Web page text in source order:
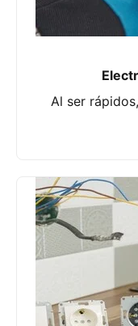
Al ser